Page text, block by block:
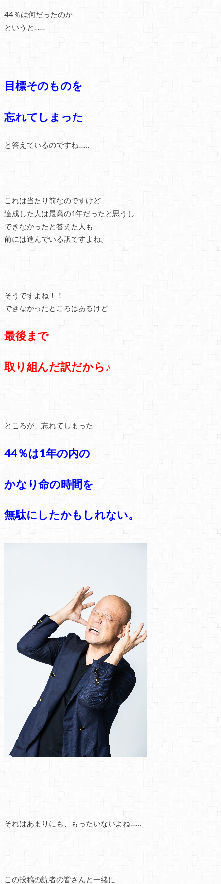
44％は何だったのか
というと……
目標そのものを
忘れてしまった
と答えているのですね……
これは当たり前なのですけど
達成した人は最高の1年だったと思うし
できなかったと答えた人も
前には進んでいる訳ですよね。
そうですよね！！
できなかったところはあるけど
最後まで
取り組んだ訳だから♪
ところが、忘れてしまった
44％は1年の内の
かなり命の時間を
無駄にしたかもしれない。
それはあまりにも、もったいないよね……
この投稿の読者の皆さんと一緒に